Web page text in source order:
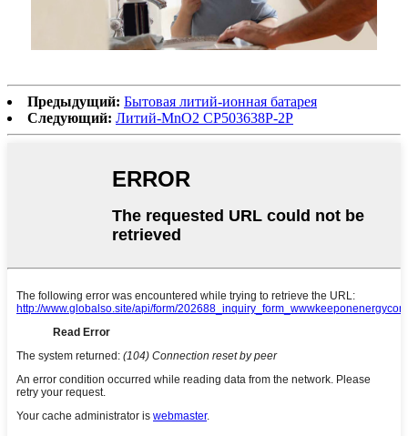
Предыдущий: Бытовая литий-ионная батарея
Следующий: Литий-MnO2 CP503638P-2P